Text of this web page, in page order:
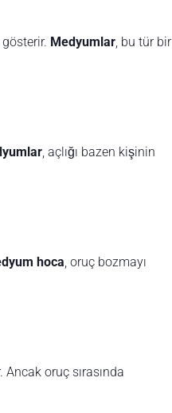
Medyumlar , bu tür bir
, açlığı bazen kişinin
hoca , oruç bozmayı
oruç sırasında